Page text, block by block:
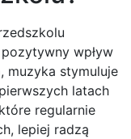
wpływ
muzyka stymuluje
latach
regularnie
lepiej radzą